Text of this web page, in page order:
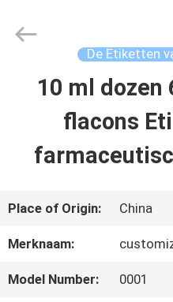
HUIS
PRODUCTEN
ONGEVEER
ONS
(Xiamen)
De Etiketten
10 ml dozen
flacons
Place of Origin: China
Merknaam:
Model Number: 0001